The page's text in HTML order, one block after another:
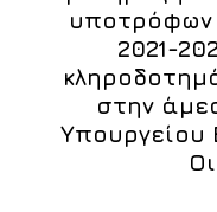
υποτρόφων
2021-
στην
Υπουργείου